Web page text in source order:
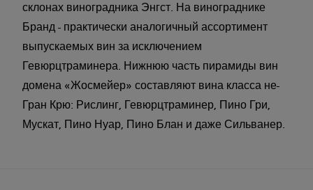
склонах виноградника Энгст. На винограднике
Бранд - практически аналогичный ассортимент
выпускаемых вин за исключением
Гевюрцтраминера. Нижнюю часть пирамиды вин
домена «Жосмейер» составляют вина класса не-
Гран Крю: Рислинг, Гевюрцтраминер, Пино Гри,
Мускат, Пино Нуар, Пино Блан и даже Сильванер.